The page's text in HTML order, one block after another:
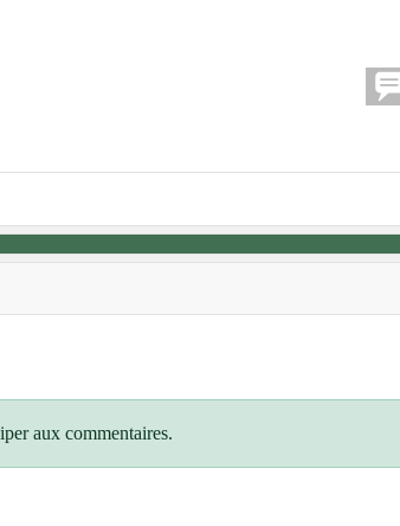
aux commentaires.